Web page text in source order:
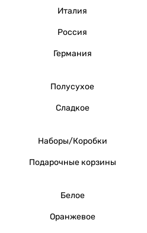
Италия
Россия
Германия
Полусухое
Сладкое
Наборы/Коробки
Подарочные корзины
Белое
Оранжевое